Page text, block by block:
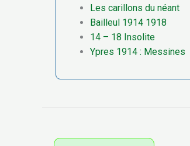
Les carillons du néant
Bailleul 1914 1918
14 – 18 Insolite
Ypres 1914 : Messines